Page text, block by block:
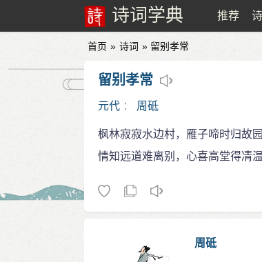
诗词学典 推荐
首页 » 诗词 » 留别孝常
留别孝常
元代 ： 周砥
枫林寂寂水边村，雁子啼时归故
情知远道难离别，心喜高堂得凊
周砥